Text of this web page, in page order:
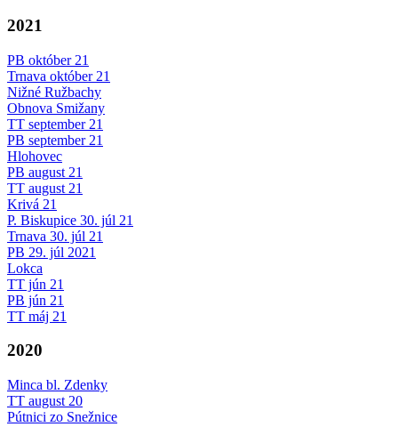
2021
PB október 21
Trnava október 21
Nižné Ružbachy
Obnova Smižany
TT september 21
PB september 21
Hlohovec
PB august 21
TT august 21
Krivá 21
P. Biskupice 30. júl 21
Trnava 30. júl 21
PB 29. júl 2021
Lokca
TT jún 21
PB jún 21
TT máj 21
2020
Minca bl. Zdenky
TT august 20
Pútnici zo Snežnice